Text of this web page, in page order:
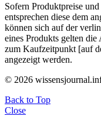
Sofern Produktpreise
entsprechen diese dem
können sich auf der
eines Produkts gelten
zum Kaufzeitpunkt [auf
angezeigt werden.
© 2026
Back to Top
Close